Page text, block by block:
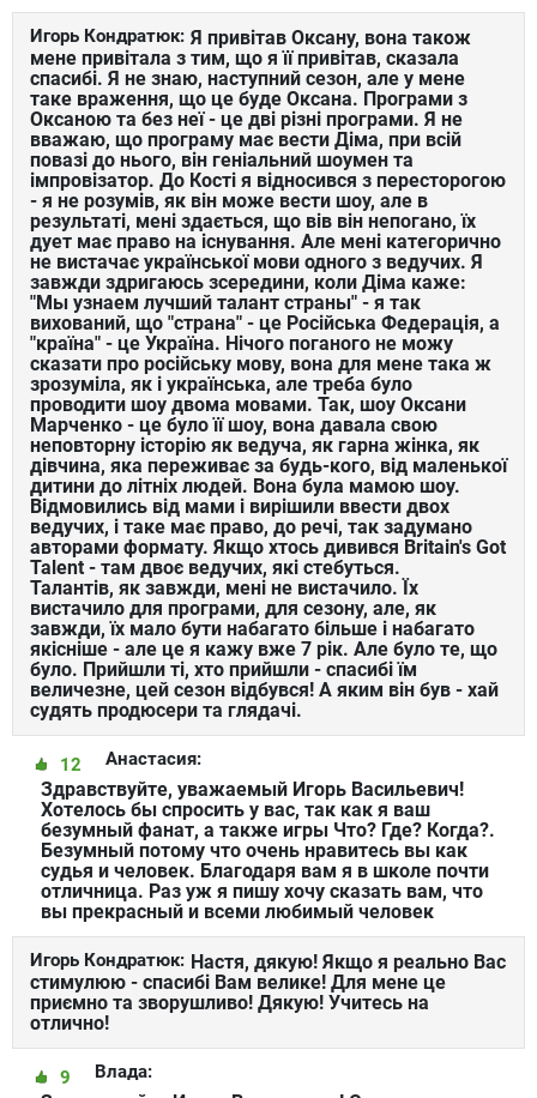
Игорь Кондратюк: Я привітав Оксану, вона також
мене привітала з тим, що я її привітав, сказала
спасибі. Я не знаю, наступний сезон, але у мене
таке враження, що це буде Оксана. Програми з
Оксаною та без неї - це дві різні програми. Я не
вважаю, що програму має вести Діма, при всій
повазі до нього, він геніальний шоумен та
імпровізатор. До Кості я відносився з пересторогою
- я не розумів, як він може вести шоу, але в
результаті, мені здається, що вів він непогано, їх
дует має право на існування. Але мені категорично
не вистачає української мови одного з ведучих. Я
завжди здригаюсь зсередини, коли Діма каже:
"Мы узнаем лучший талант страны" - я так
вихований, що "страна" - це Російська Федерація, а
"країна" - це Україна. Нічого поганого не можу
сказати про російську мову, вона для мене така ж
зрозуміла, як і українська, але треба було
проводити шоу двома мовами. Так, шоу Оксани
Марченко - це було її шоу, вона давала свою
неповторну історію як ведуча, як гарна жінка, як
дівчина, яка переживає за будь-кого, від маленької
дитини до літніх людей. Вона була мамою шоу.
Відмовились від мами і вирішили ввести двох
ведучих, і таке має право, до речі, так задумано
авторами формату. Якщо хтось дивився Britain's Got
Talent - там двоє ведучих, які стебуться.
Талантів, як завжди, мені не вистачило. Їх
вистачило для програми, для сезону, але, як
завжди, їх мало бути набагато більше і набагато
якісніше - але це я кажу вже 7 рік. Але було те, що
було. Прийшли ті, хто прийшли - спасибі їм
величезне, цей сезон відбувся! А яким він був - хай
судять продюсери та глядачі.
Анастасия:
12
Здравствуйте, уважаемый Игорь Васильевич!
Хотелось бы спросить у вас, так как я ваш
безумный фанат, а также игры Что? Где? Когда?.
Безумный потому что очень нравитесь вы как
судья и человек. Благодаря вам я в школе почти
отличница. Раз уж я пишу хочу сказать вам, что
вы прекрасный и всеми любимый человек
Игорь Кондратюк: Настя, дякую! Якщо я реально Вас
стимулюю - спасибі Вам велике! Для мене це
приємно та зворушливо! Дякую! Учитесь на
отлично!
Влада:
9